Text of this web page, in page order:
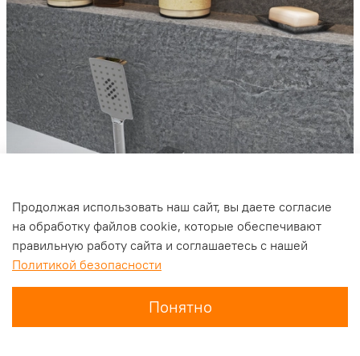
Продолжая использовать наш сайт, вы даете согласие
на обработку файлов cookie, которые обеспечивают
правильную работу сайта и соглашаетесь с нашей
Политикой безопасности
Понятно